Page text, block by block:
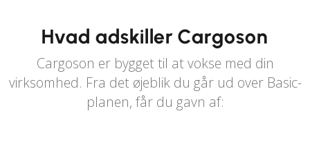
Hvad adskiller Cargoson
Cargoson er bygget til at vokse med din
virksomhed. Fra det øjeblik du går ud over Basic-
planen, får du gavn af: